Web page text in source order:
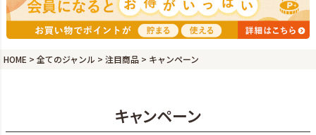
HOME 全てのジャンル 注目商品 キャンペーン
キャンペーン